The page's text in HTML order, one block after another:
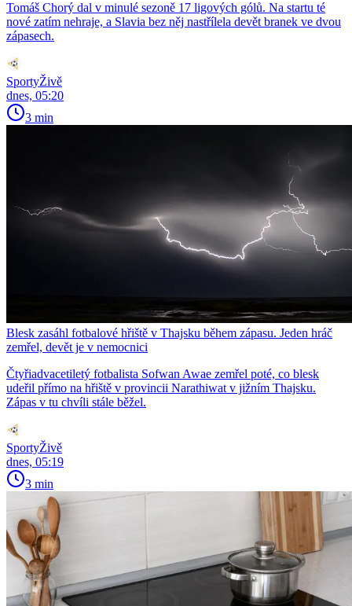
Tomáš Chorý dal v minulé sezoně 17 ligových gólů. Na startu té
nové zatím nehraje, a Slavia bez něj nastřílela devět branek ve dvou
zápasech.
SportyŽivě
dnes, 05:20
3 min
Blesk zasáhl fotbalové hřiště v Thajsku během zápasu. Jeden hráč
zemřel, devět je v nemocnici
Čtyřiadvacetiletý fotbalista Sofwan Awae zemřel poté, co blesk
udeřil přímo na hřiště v provincii Narathiwat v jižním Thajsku.
Zápas v tu chvíli stále běžel.
SportyŽivě
dnes, 05:19
3 min